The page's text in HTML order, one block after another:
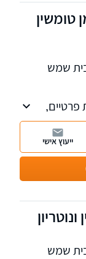
טומשין
שמש
פרטיים,
לאומי,
הארץ:
תל
גם
ייעוץ אישי
שמש